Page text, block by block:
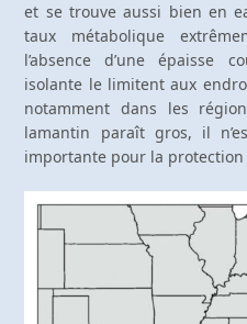
et se trouve aussi bien en
taux métabolique
l’absence d’une épaisse
isolante le limitent aux
notamment dans les
lamantin paraît gros, il
importante pour la